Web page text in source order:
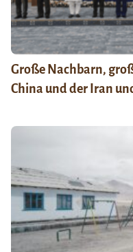
Große Nachbarn,
China und der Iran